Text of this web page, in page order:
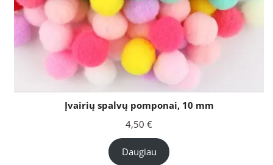
Įvairių spalvų pomponai, 10 mm
4,50 €
Daugiau